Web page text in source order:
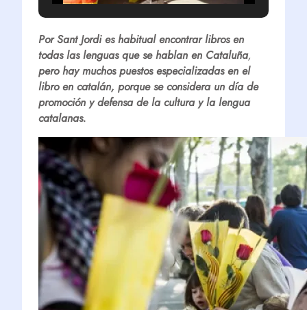
Por Sant Jordi es habitual encontrar libros en
todas las lenguas que se hablan en Cataluña,
pero hay muchos puestos especializadas en el
libro en catalán, porque se considera un día de
promoción y defensa de la cultura y la lengua
catalanas.